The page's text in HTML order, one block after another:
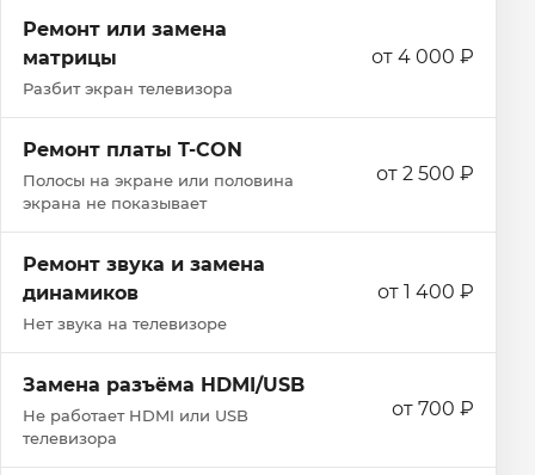
Ремонт или замена
матрицы
Разбит экран телевизора
от 4 000 ₽
Ремонт платы T-CON
Полосы на экране или половина
экрана не показывает
от 2 500 ₽
Ремонт звука и замена
динамиков
Нет звука на телевизоре
от 1 400 ₽
Замена разъёма HDMI/USB
Не работает HDMI или USB
телевизора
от 700 ₽